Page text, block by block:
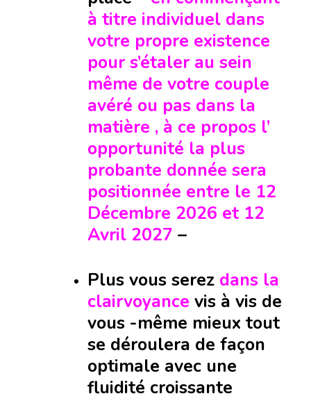
à titre individuel dans
votre propre existence
pour s’étaler au sein
même de votre couple
avéré ou pas dans la
matière , à ce propos l’
opportunité la plus
probante donnée sera
positionnée entre le 12
Décembre 2026 et 12
Avril 2027 –
Plus vous serez dans la
clairvoyance vis à vis de
vous -même mieux tout
se déroulera de façon
optimale avec une
fluidité croissante